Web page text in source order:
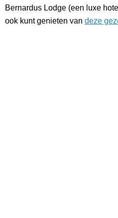
Bernardus Lodge (een luxe
ook kunt genieten van deze